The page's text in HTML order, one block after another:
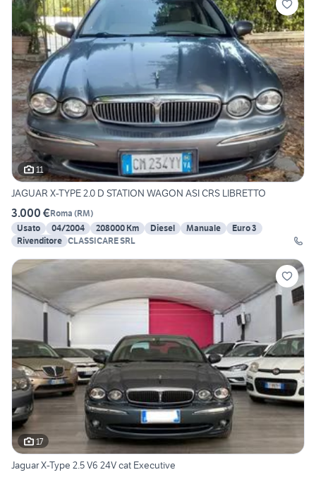
11
JAGUAR X-TYPE 2.0 D STATION WAGON ASI CRS LIBRETTO
3.000 €Roma (RM)
Usato
04/2004 208000 Km Diesel Manuale
Euro 3
Rivenditore CLASSICARE SRL
17
Jaguar X-Type 2.5 V6 24V cat Executive